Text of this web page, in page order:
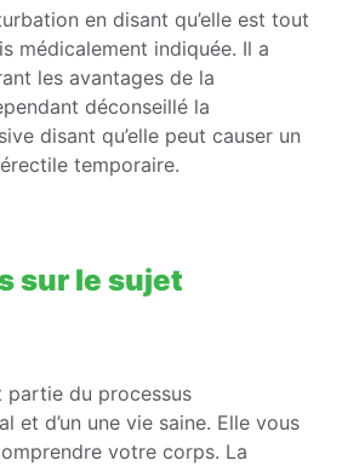
en disant qu’elle est tout
médicalement indiquée. Il a
les avantages de la
déconseillé la
disant qu’elle peut causer un
temporaire.
sur le sujet
partie du processus
et d’un une vie saine. Elle vous
votre corps. La